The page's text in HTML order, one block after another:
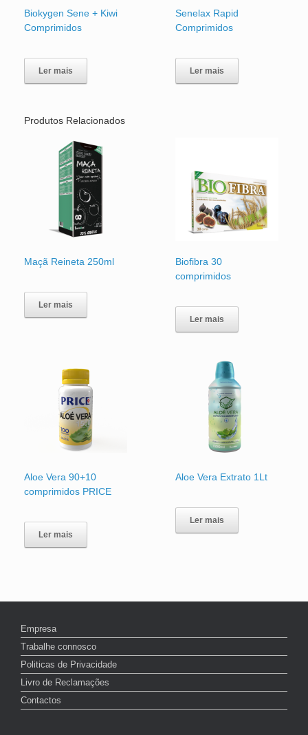
Biokygen Sene + Kiwi
Comprimidos
Ler mais
Senelax Rapid
Comprimidos
Ler mais
Produtos Relacionados
Maçã Reineta 250ml
Ler mais
Biofibra 30
comprimidos
Ler mais
Aloe Vera 90+10
comprimidos PRICE
Ler mais
Aloe Vera Extrato 1Lt
Ler mais
Empresa
Trabalhe connosco
Politicas de Privacidade
Livro de Reclamações
Contactos